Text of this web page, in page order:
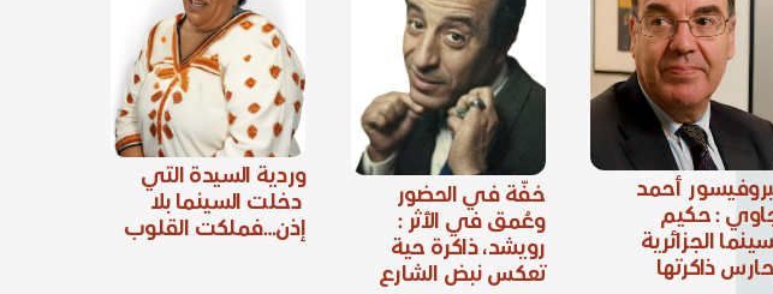
وردية السيدة التي
دخلت السينما بلا
إذن…فملكت القلوب
خفّة في الحضور
وعُمق في الأثر :
رويشد، ذاكرة حية
تعكس نبض الشارع
أحمد
: حكيم
الجزائرية
ذاكرتها